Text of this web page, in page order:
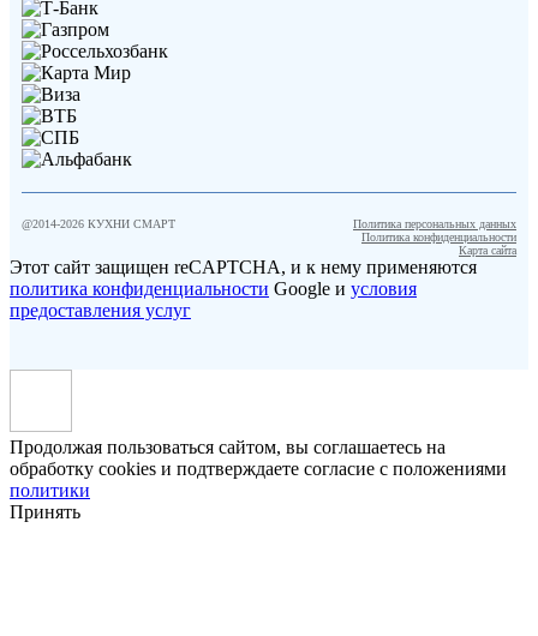
@2014-2026 КУХНИ СМАРТ
Политика персональных данных
Политика конфиденциальности
Карта сайта
Этот сайт защищен reCAPTCHA, и к нему применяются
политика конфиденциальности Google и условия
предоставления услуг
Продолжая пользоваться сайтом, вы соглашаетесь на
обработку cookies и подтверждаете согласие с положениями
политики
Принять